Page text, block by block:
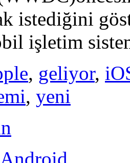
istediğini
işletim
, geliyor,
, yeni